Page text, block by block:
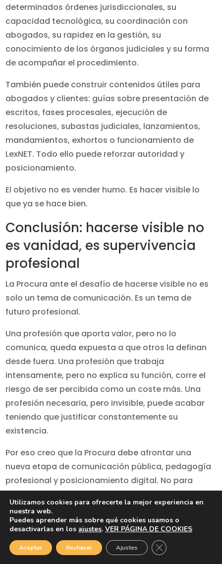
determinados órdenes jurisdiccionales, su
capacidad tecnológica, su coordinación con
abogados, su rapidez en la gestión, su
conocimiento de los órganos judiciales y su forma
de acompañar el procedimiento.
También puede construir contenidos útiles para
abogados y clientes: guías sobre presentación de
escritos, fases procesales, ejecución de
resoluciones, subastas judiciales, lanzamientos,
mandamientos, exhortos o funcionamiento de
LexNET. Todo ello puede reforzar autoridad y
posicionamiento.
El objetivo no es vender humo. Es hacer visible lo
que ya se hace bien.
Conclusión: hacerse visible no
es vanidad, es supervivencia
profesional
La Procura ante el desafío de hacerse visible no es
solo un tema de comunicación. Es un tema de
futuro profesional.
Una profesión que aporta valor, pero no lo
comunica, queda expuesta a que otros la definan
desde fuera. Una profesión que trabaja
intensamente, pero no explica su función, corre el
riesgo de ser percibida como un coste más. Una
profesión necesaria, pero invisible, puede acabar
teniendo que justificar constantemente su
existencia.
Por eso creo que la Procura debe afrontar una
nueva etapa de comunicación pública, pedagogía
profesional y posicionamiento digital. No para
abandonar su rigor, sino para hacerlo
comprensible. No para imitar a otros operadores
jurídicos, sino para contar con voz propia qué
aporta al sistema.
Porque si una profesión es imprescindible, tiene que
Utilizamos cookies para ofrecerte la mejor experiencia en
nuestra web.
Puedes aprender más sobre qué cookies usamos o
desactivarlas en los ajustes. VER PÁGINA DE COOKIES
Aceptar Rechazar Ajustes Cerrar el banner de